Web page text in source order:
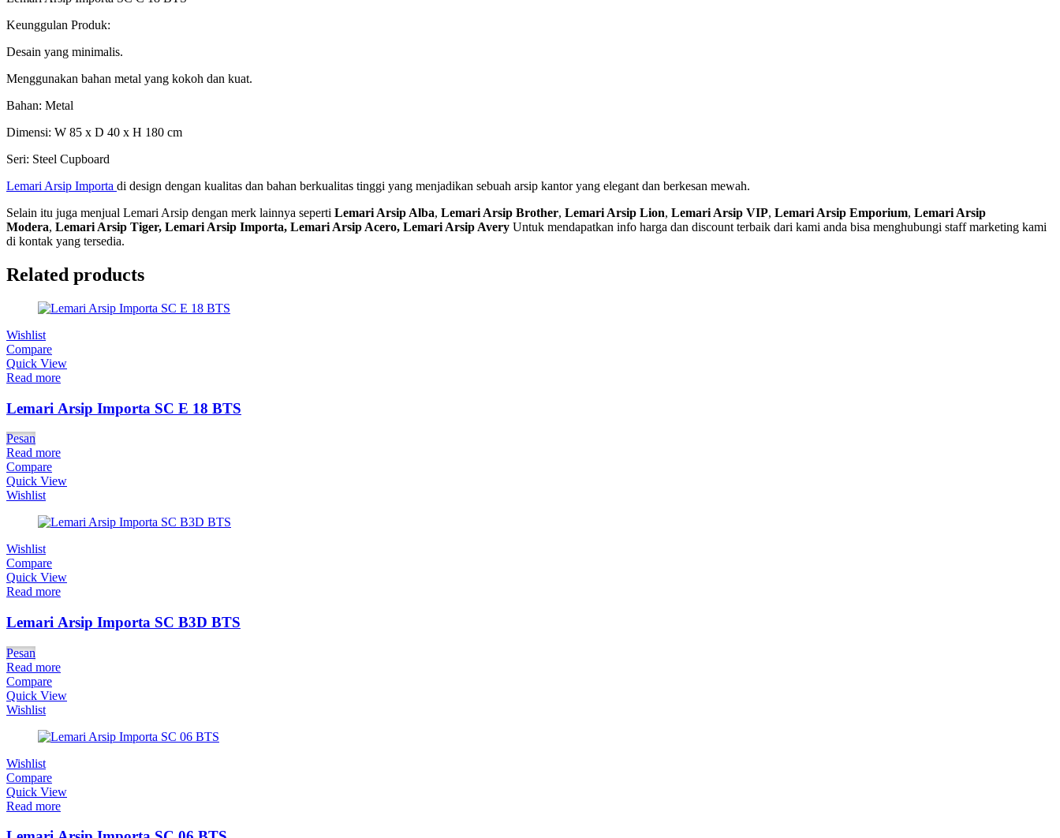
Keunggulan Produk:
Desain yang minimalis.
Menggunakan bahan metal yang kokoh dan kuat.
Bahan: Metal
Dimensi: W 85 x D 40 x H 180 cm
Seri: Steel Cupboard
Lemari Arsip Importa di design dengan kualitas dan bahan berkualitas tinggi yang menjadikan sebuah arsip kantor yang elegant dan berkesan mewah.
Selain itu juga menjual Lemari Arsip dengan merk lainnya seperti Lemari Arsip Alba, Lemari Arsip Brother, Lemari Arsip Lion, Lemari Arsip VIP, Lemari Arsip Emporium, Lemari Arsip
Modera, Lemari Arsip Tiger, Lemari Arsip Importa, Lemari Arsip Acero, Lemari Arsip Avery Untuk mendapatkan info harga dan discount terbaik dari kami anda bisa menghubungi staff marketing kami
di kontak yang tersedia.
Related products
Wishlist
Compare
Quick View
Read more
Lemari Arsip Importa SC E 18 BTS
Pesan
Read more
Compare
Quick View
Wishlist
Wishlist
Compare
Quick View
Read more
Lemari Arsip Importa SC B3D BTS
Pesan
Read more
Compare
Quick View
Wishlist
Wishlist
Compare
Quick View
Read more